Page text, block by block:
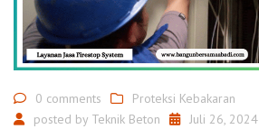
0 comments
Proteksi Kebakaran
posted by Teknik Beton Juli 26, 2024